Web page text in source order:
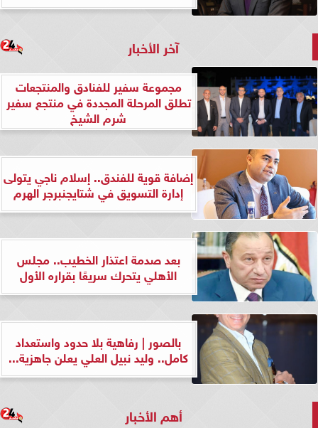
آخر الأخبار
مجموعة سفير للفنادق والمنتجعات
تطلق المرحلة المجددة في منتجع سفير
شرم الشيخ
إضافة قوية للفندق.. إسلام ناجي يتولى
إدارة التسويق في شتايجنبرجر الهرم
بعد صدمة اعتذار الخطيب.. مجلس
الأهلي يتحرك سريعًا بقراره الأول
بالصور | رفاهية بلا حدود واستعداد
كامل.. وليد نبيل العلي يعلن جاهزية...
أهم الأخبار